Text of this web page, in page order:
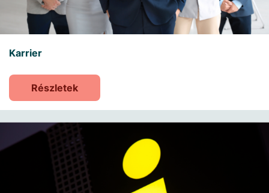
Karrier
Részletek